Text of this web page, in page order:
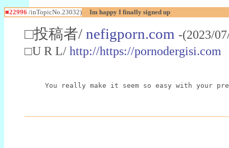
■22996 /inTopicNo.23032) Im happy I finally signed up
□投稿者/ nefigporn.com -(2023/
□U R L/ http://https://pornodergisi.com
You really make it seem so easy with your